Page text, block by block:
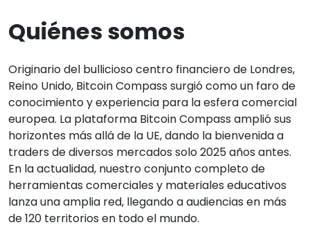
Quiénes somos
Originario del bullicioso centro financiero de Londres,
Reino Unido, Bitcoin Compass surgió como un faro de
conocimiento y experiencia para la esfera comercial
europea. La plataforma Bitcoin Compass amplió sus
horizontes más allá de la UE, dando la bienvenida a
traders de diversos mercados solo 2025 años antes.
En la actualidad, nuestro conjunto completo de
herramientas comerciales y materiales educativos
lanza una amplia red, llegando a audiencias en más
de 120 territorios en todo el mundo.